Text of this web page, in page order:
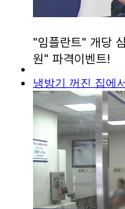
냉방기 꺼진 집에